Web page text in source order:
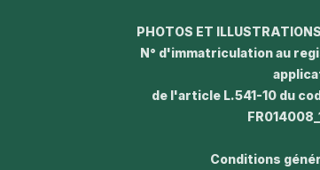
PHOTOS ET
N° d'immatriculation au
de l'article L.541-10 du
Conditions